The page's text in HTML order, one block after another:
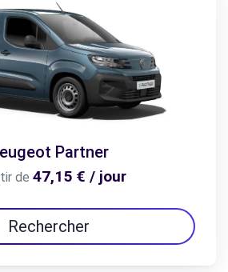
Partner
de 47,15 € / jour
Rechercher